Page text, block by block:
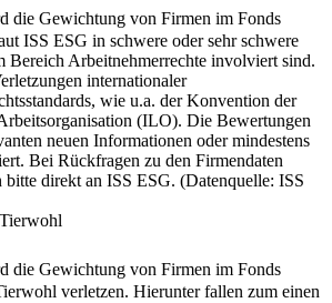
die Gewichtung von Firmen im Fonds
ISS ESG in schwere oder sehr schwere
Bereich Arbeitnehmerrechte involviert sind.
internationaler
wie u.a. der Konvention der
(ILO). Die Bewertungen
neuen Informationen oder mindestens
Bei Rückfragen zu den Firmendaten
bitte direkt an ISS ESG. (Datenquelle: ISS
die Gewichtung von Firmen im Fonds
verletzen. Hierunter fallen zum einen